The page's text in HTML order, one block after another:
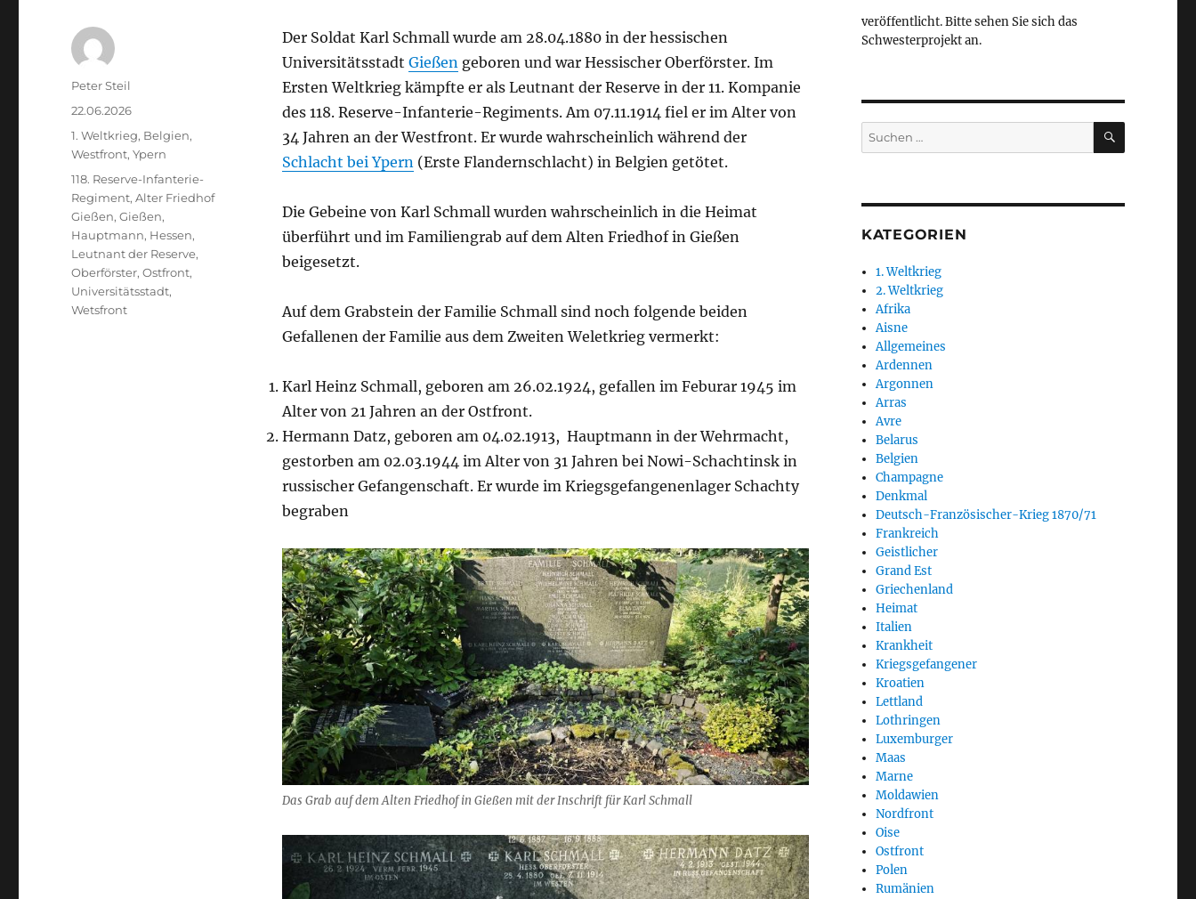
Der Soldat Karl Schmall wurde am 28.04.1880 in der hessischen
Universitätsstadt Gießengeboren und war Hessischer Oberförster. Im
Ersten Weltkrieg kämpfte er als Leutnant der Reserve in der 11. Kompanie
des 118. Reserve-Infanterie-Regiments. Am 07.11.1914 fiel er im Alter von
34 Jahren an der Westfront. Er wurde wahrscheinlich während der
Schlacht bei Ypern(Erste Flandernschlacht) in Belgien getötet.
Die Gebeine von Karl Schmall wurden wahrscheinlich in die Heimat
überführt und im Familiengrab auf dem Alten Friedhof in Gießen
beigesetzt.
Auf dem Grabstein der Familie Schmall sind noch folgende beiden
Gefallenen der Familie aus dem Zweiten Weletkrieg vermerkt:
Karl Heinz Schmall, geboren am 26.02.1924, gefallen im Feburar 1945 im
Alter von 21 Jahren an der Ostfront.
Hermann Datz, geboren am 04.02.1913, Hauptmann in der Wehrmacht,
gestorben am 02.03.1944 im Alter von 31 Jahren bei Nowi-Schachtinsk in
russischer Gefangenschaft. Er wurde im Kriegsgefangenenlager Schachty
begraben
Das Grab auf dem Alten Friedhof in Gießen mit der Inschrift für Karl Schmall
Autor
Peter Steil
Veröffentlicht
22.06.2026
Kategorien
1. Weltkrieg, Belgien,
Westfront,Ypern
Schlagwörter
118. Reserve-Infanterie-
Regiment,Alter Friedhof
Gießen,Gießen,
Hauptmann, Hessen,
Leutnant der Reserve,
Oberförster,Ostfront,
Universitätsstadt,
Wetsfront
veröffentlicht. Bitte sehen Sie sich das
Schwesterprojekt an.
Suchen
nach:
SUCHEN
KATEGORIEN
1. Weltkrieg
2. Weltkrieg
Afrika
Aisne
Allgemeines
Ardennen
Argonnen
Arras
Avre
Belarus
Belgien
Champagne
Denkmal
Deutsch-Französischer-Krieg 1870/71
Frankreich
Geistlicher
Grand Est
Griechenland
Heimat
Italien
Krankheit
Kriegsgefangener
Kroatien
Lettland
Lothringen
Luxemburger
Maas
Marne
Moldawien
Nordfront
Oise
Ostfront
Polen
Rumänien